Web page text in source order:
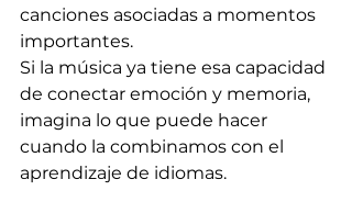
canciones asociadas a momentos
importantes.
Si la música ya tiene esa capacidad
de conectar emoción y memoria,
imagina lo que puede hacer
cuando la combinamos con el
aprendizaje de idiomas.